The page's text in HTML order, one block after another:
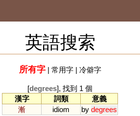
英語搜索
所有字| 常用字| 冷僻字
[degrees], 找到 1 個
漢字
詞類
意義
漸
idiom by degrees